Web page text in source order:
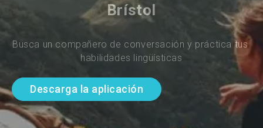
Brístol
Busca un compañero de conversación y práctica tus
habilidades lingüísticas
Descarga la aplicación